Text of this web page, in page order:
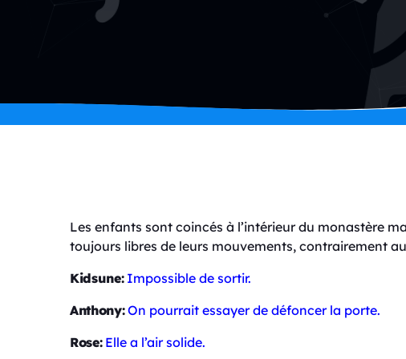
Les enfants sont coincés à l’intérieur du monastère
toujours libres de leurs mouvements, contrairement
Kidsune: Impossible de sortir.
Anthony: On pourrait essayer de défoncer la porte.
Rose: Elle a l’air solide.